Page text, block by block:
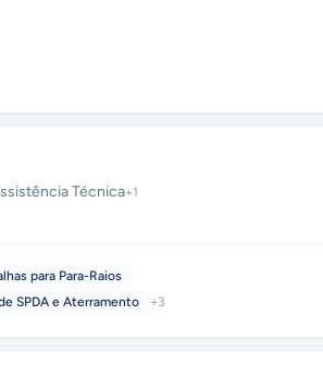
Técnica+1
para Para-Raios
SPDA e Aterramento +3